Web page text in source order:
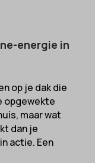
energie in
op je dak die
opgewekte
maar wat
dan je
actie. Een